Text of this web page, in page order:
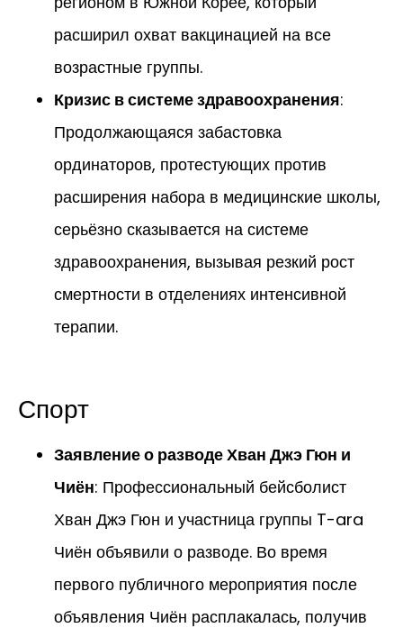
расширил охват вакцинацией на все
возрастные группы.
Кризис в системе здравоохранения:
Продолжающаяся забастовка
ординаторов, протестующих против
расширения набора в медицинские школы,
серьёзно сказывается на системе
здравоохранения, вызывая резкий рост
смертности в отделениях интенсивной
терапии.
Спорт
Заявление о разводе Хван Джэ Гюн и
Чиён: Профессиональный бейсболист
Хван Джэ Гюн и участница группы T-ara
Чиён объявили о разводе. Во время
первого публичного мероприятия после
объявления Чиён расплакалась, получив